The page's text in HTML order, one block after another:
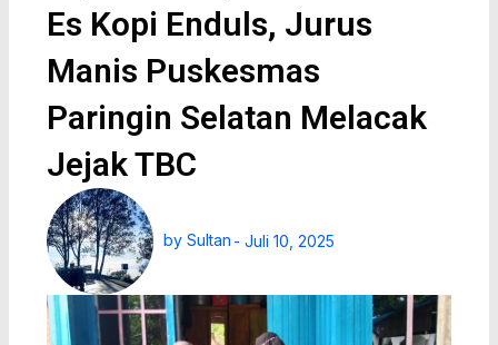
Es Kopi Enduls, Jurus
Manis Puskesmas
Paringin Selatan Melacak
Jejak TBC
bySultan - Juli 10, 2025